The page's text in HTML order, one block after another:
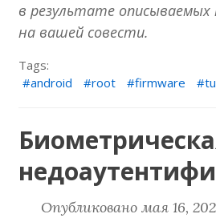
в результате
на вашей совести.
Tags:
android
root firmware
Опубликовано мая 16,